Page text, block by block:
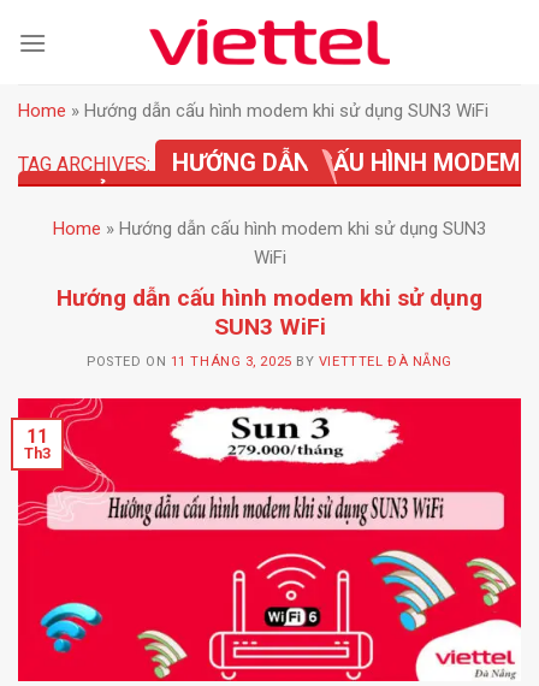
Home » Hướng dẫn cấu hình modem khi sử dụng SUN3 WiFi
TAG ARCHIVES:
HƯỚNG DẪN CẤU HÌNH MODEM
KHI SỬ DỤNG SUN3 WIFI
Home » Hướng dẫn cấu hình modem khi sử dụng SUN3
WiFi
Hướng dẫn cấu hình modem khi sử dụng
SUN3 WiFi
POSTED ON 11 THÁNG 3, 2025 BY VIETTTEL ĐÀ NẴNG
11
Th3